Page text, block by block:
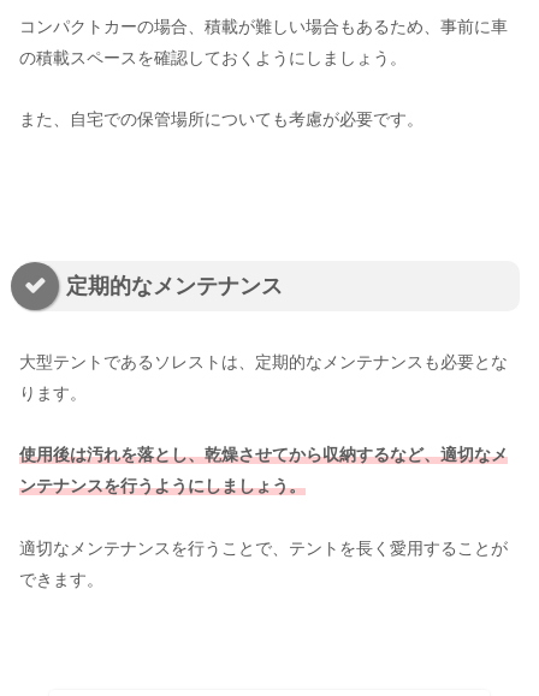
コンパクトカーの場合、積載が難しい場合もあるため、事前に車
の積載スペースを確認しておくようにしましょう。
また、自宅での保管場所についても考慮が必要です。
定期的なメンテナンス
大型テントであるソレストは、定期的なメンテナンスも必要とな
ります。
使用後は汚れを落とし、乾燥させてから収納するなど、適切なメ
ンテナンスを行うようにしましょう。
適切なメンテナンスを行うことで、テントを長く愛用することが
できます。